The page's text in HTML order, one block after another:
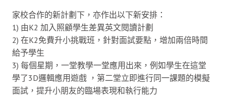
家校合作的新計劃下，亦作出以下新安排：
1) 由K2 加入照顧學生差異英文閱讀計劃
2) 在K2免費升小挑戰班，針對面試要點，增加兩倍時間
給予學生
3) 每個星期，一堂教學一堂應用出來，例如學生在這堂
學了3D邏輯應用遊戲 ，第二堂立即進行同一課題的模擬
面試，提升小朋友的臨場表現和執行能力